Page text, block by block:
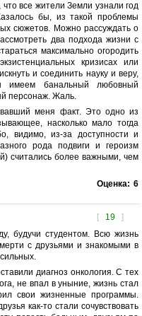
все жители Земли узнали год
бы, из такой проблемы
сюжетов. Можно рассуждать о
два подхода жизни с
максимально огородить
кризисах или
и соединить науку и веру,
имеем банальный любовный
персонаж. Жаль.
меня факт. Это одно из
насколько мало тогда
видимо, из-за доступности и
рода подвиги и героизм
считались более важными, чем
Оценка: 6
[ 19 ]
будучи студентом. Всю жизнь
с друзьями и знакомыми в
диагноз онкология. С тех
не впал в уныние, жизнь стал
свои жизненные программы.
как-то стали сочувствовать